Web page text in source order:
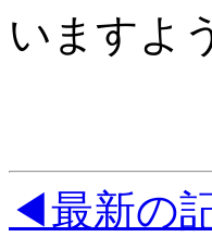
いますよ
◀最新の